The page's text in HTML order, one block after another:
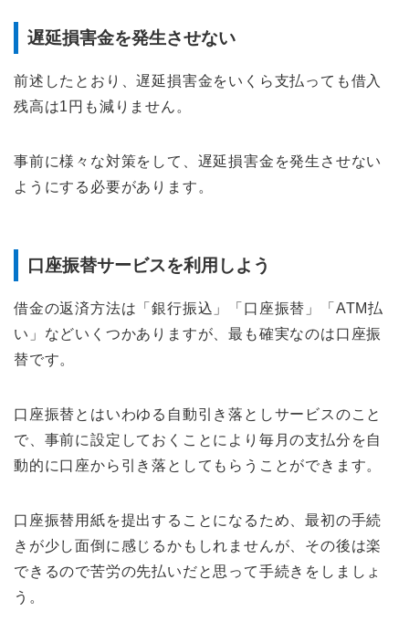
遅延損害金を発生させない
前述したとおり、遅延損害金をいくら支払っても借入
残高は1円も減りません。
事前に様々な対策をして、遅延損害金を発生させない
ようにする必要があります。
口座振替サービスを利用しよう
借金の返済方法は「銀行振込」「口座振替」「ATM払
い」などいくつかありますが、最も確実なのは口座振
替です。
口座振替とはいわゆる自動引き落としサービスのこと
で、事前に設定しておくことにより毎月の支払分を自
動的に口座から引き落としてもらうことができます。
口座振替用紙を提出することになるため、最初の手続
きが少し面倒に感じるかもしれませんが、その後は楽
できるので苦労の先払いだと思って手続きをしましょ
う。